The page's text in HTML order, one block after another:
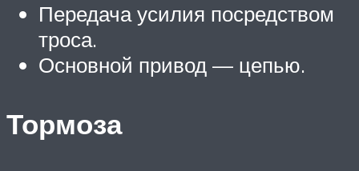
Передача усилия посредством
троса.
Основной привод — цепью.
Тормоза